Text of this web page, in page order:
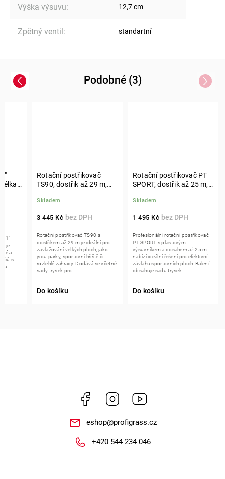
Výška výsuvu: 12,7 cm
Zpětný ventil: standartní
Podobné (3)
Previous
1"
je
a
s
Rotační postřikovač
TS90, dostřik až 29 m,
Skladem
3 445 Kč
Do košíku
Rotační postřikovač TS90 s
dostřikem až 29 m je ideální pro
zavlažování velkých ploch, jako
jsou parky, sportovní hřiště či
rozlehlé zahrady. Dodává se včetně
sady trysek pro...
Rotační postřikovač PT
SPORT, dostřik až 25 m,
Skladem
1 495 Kč
Do košíku
Profesionální rotační postřikovač
PT SPORT s plastovým
výsuvníkem a dosahem až 25 m
nabízí ideální řešení pro efektivní
závlahu sportovních ploch. Balení
obsahuje sadu trysek.
Next
Facebook Instagram
eshop@profigrass.cz
+420 544 234 046